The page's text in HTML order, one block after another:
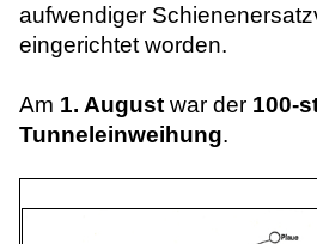
aufwendiger
eingerichtet worden.
Am 1. August war der 100-
Tunneleinweihung.